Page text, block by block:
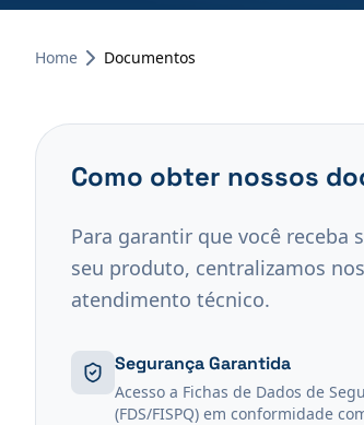
Home Documentos
Como obter nossos
Para garantir que você receba
seu produto, centralizamos
atendimento técnico.
Segurança Garantida
Acesso a Fichas de Dados de
(FDS/FISPQ) em conformidade